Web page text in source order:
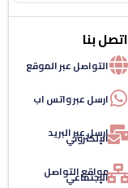
اتصل بنا
التواصل عبر الموقع
ارسل عبر واتس اب
ارسل عبر البريد
الإلكتروني
مواقع التواصل
الإجتماعي